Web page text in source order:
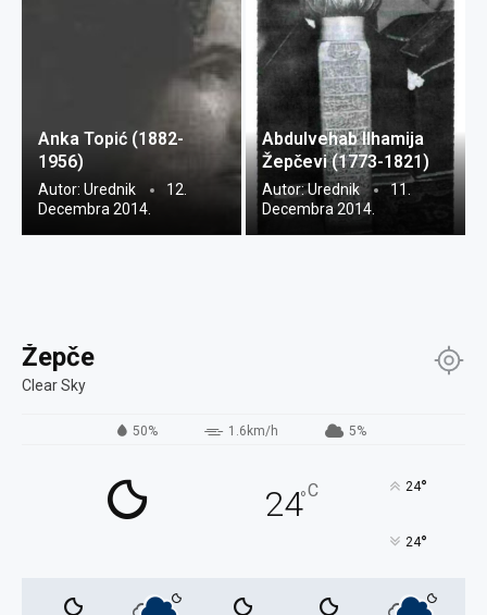
Anka Topić (1882-
1956)
Autor: Urednik
12.
Decembra 2014.
Abdulvehab Ilhamija
Žepčevi (1773-1821)
Autor:Urednik
11.
Decembra 2014.
Žepče
Clear Sky
50% 1.6km/h 5%
24°C 24°
24°